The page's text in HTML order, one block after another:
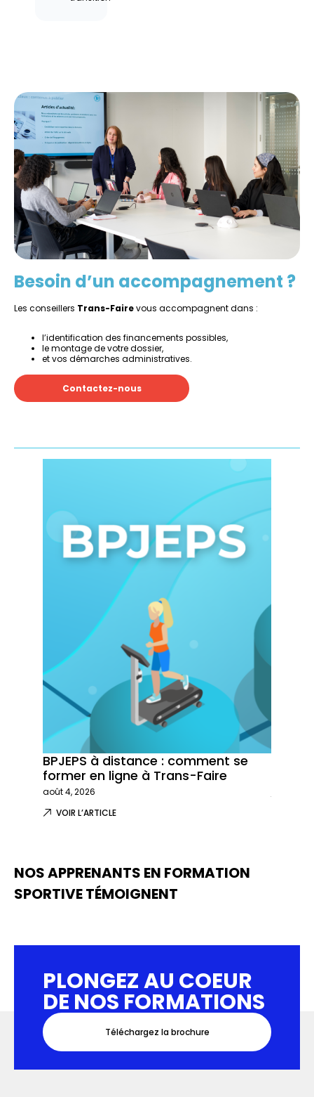
Besoin d’un accompagnement ?
Les conseillers Trans-Fairevous accompagnent dans :
l’identification des financements possibles,
le montage de votre dossier,
et vos démarches administratives.
Contactez-nous
BPJEPS à distance : comment se
former en ligne à Trans-Faire
août 4, 2026
VOIR L’ARTICLE
NOS APPRENANTS EN FORMATION
SPORTIVE TÉMOIGNENT
PLONGEZ AU COEUR
DE NOS FORMATIONS
Téléchargez la brochure